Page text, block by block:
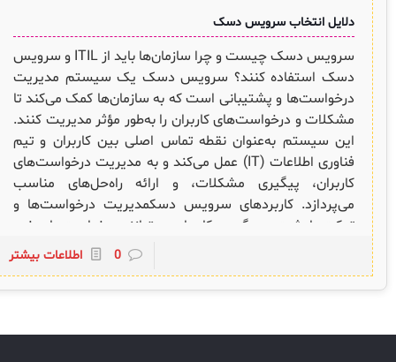
دلایل انتخاب سرویس دسک
سرویس دسک چیست و چرا سازمان‌ها باید از ITIL و سرویس
دسک استفاده کنند؟ سرویس دسک یک سیستم مدیریت
درخواست‌ها و پشتیبانی است که به سازمان‌ها کمک می‌کند تا
مشکلات و درخواست‌های کاربران را به‌طور مؤثر مدیریت کنند.
این سیستم به‌عنوان نقطه تماس اصلی بین کاربران و تیم
فناوری اطلاعات (IT) عمل می‌کند و به مدیریت درخواست‌های
کاربران، پیگیری مشکلات، و ارائه راه‌حل‌های مناسب
می‌پردازد. کاربردهای سرویس دسکمدیریت درخواست‌ها و
تیکت‌ها: ثبت و پیگیری: کاربران می‌توانند درخواست‌های خود
را ثبت کنند و وضعیت آن‌ها را پیگیری کنند. این درخواست‌ها
معمولاً شامل مشکلات فنی، درخواست‌های تغییرات، و
درخواست‌های خدمات است.مدیریت تیکت‌ها: هر درخواست
مدیریت و حل می‌شود. تیکت‌ها به‌طور مؤثر دسته‌بندی،
0 اطلاعات بیشتر
مدیریت خدمات سازمانی
سرویس دسک پلاس MSP
اندپوینت سنترال [سامانه مدیریت نقاط پایانی]
AD360
◆
Log360 ابزار SIEM
سیستم هوشمند مدیریت فروش و فاکتور
مدیریت خدمات منابع انسانی
CIs Control
مجموعه راهکارهای آیناک
آموزش سیستم مدیریت خدمات فناوری اطلاعات
نکته‌های کلیدی برای مدیر انفورماتیک
آموزش‌ ویدیویی مفاهیم سرویس دسک
ITIL & SDP
◆
آموزش فارسی ITIL4
فلافلی_فناوری